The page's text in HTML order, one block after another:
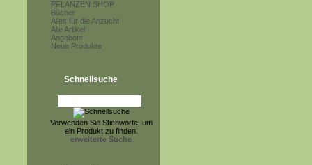
PFLANZEN SHOP
Bücher
Alles für die Anzucht
Alle Artikel
Angebote
Neue Produkte
Schnellsuche
Verwenden Sie Stichworte, um
ein Produkt zu finden.
erweiterte Suche